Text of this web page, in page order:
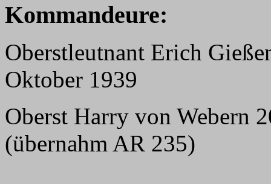
Kommandeure:
Oberstleutnant Erich
Oktober 1939
Oberst Harry von Webern
(übernahm AR 235)